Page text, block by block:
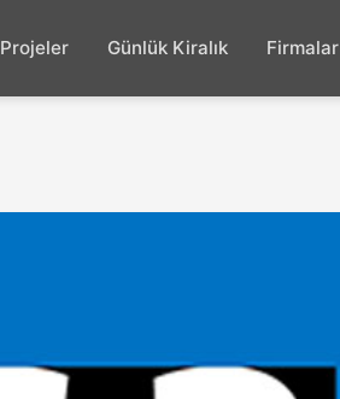
Projeler Günlük Kiralık Firmalar